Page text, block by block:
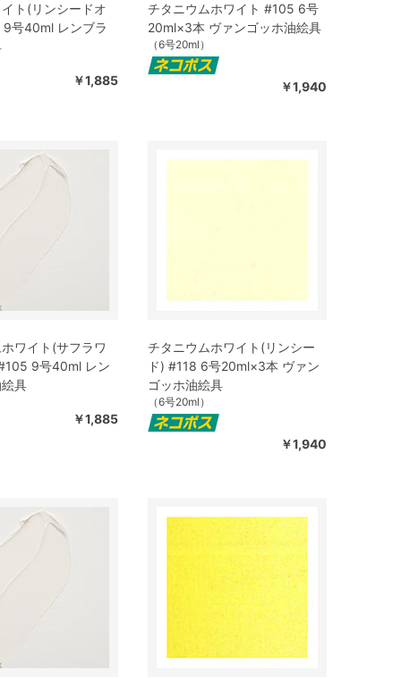
ト(リンシードオ
9号40ml レンブラ
￥1,885
チタニウムホワイト #105 6号
20ml×3本 ヴァンゴッホ油絵具
（6号20ml）
￥1,940
ワイト(サフラワ
9号40ml レン
具
￥1,885
チタニウムホワイト(リンシー
ド) #118 6号20ml×3本 ヴァン
ゴッホ油絵具
（6号20ml）
￥1,940